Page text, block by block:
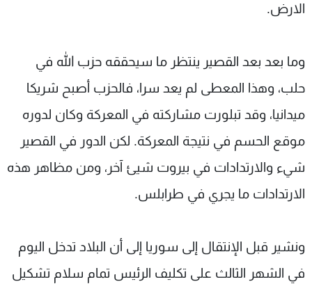
الارض.
وما بعد بعد القصير ينتظر ما سيحققه حزب الله في
حلب، وهذا المعطى لم يعد سرا، فالحزب أصبح شريكا
ميدانيا، وقد تبلورت مشاركته في المعركة وكان لدوره
موقع الحسم في نتيجة المعركة. لكن الدور في القصير
شيء والارتدادات في بيروت شيئ آخر، ومن مظاهر هذه
الارتدادات ما يجري في طرابلس.
ونشير قبل الإنتقال إلى سوريا إلى أن البلاد تدخل اليوم
في الشهر الثالث على تكليف الرئيس تمام سلام تشكيل